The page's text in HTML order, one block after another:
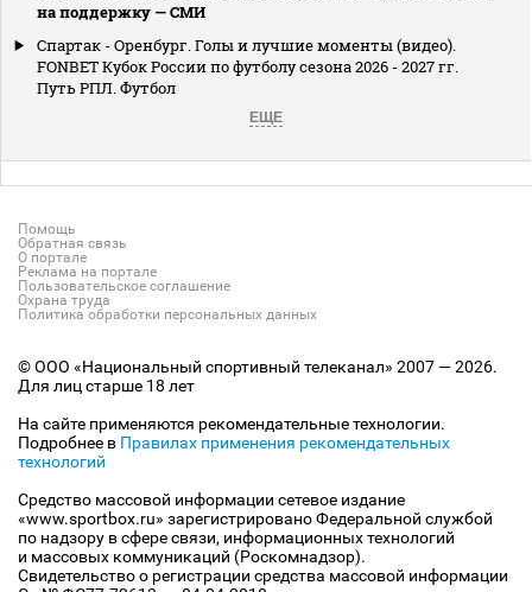
на поддержку — СМИ
Спартак - Оренбург. Голы и лучшие моменты (видео).
FONBET Кубок России по футболу сезона 2026 - 2027 гг.
Путь РПЛ. Футбол
ЕЩЕ
Помощь
Обратная связь
О портале
Реклама на портале
Пользовательское соглашение
Охрана труда
Политика обработки персональных данных
© ООО «Национальный спортивный телеканал» 2007 — 2026.
Для лиц старше 18 лет
На сайте применяются рекомендательные технологии.
Подробнее в Правилах применения рекомендательных
технологий
Средство массовой информации сетевое издание
«www.sportbox.ru» зарегистрировано Федеральной службой
по надзору в сфере связи, информационных технологий
и массовых коммуникаций (Роскомнадзор).
Свидетельство о регистрации средства массовой информации